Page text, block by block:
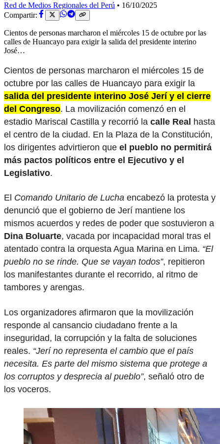
Red de Medios Regionales del Perú • 16/10/2025
Compartir:
Cientos de personas marcharon el miércoles 15 de octubre por las
calles de Huancayo para exigir la salida del presidente interino
José…
Cientos de personas marcharon el miércoles 15 de
octubre por las calles de Huancayo para exigir la
salida del presidente interino José Jerí y el cierre
del Congreso. La movilización comenzó en el
estadio Mariscal Castilla y recorrió la calle Real hasta
el centro de la ciudad. En la Plaza de la Constitución,
los dirigentes advirtieron que el pueblo no permitirá
más pactos políticos entre el Ejecutivo y el
Legislativo.
El Comando Unitario de Lucha encabezó la protesta y
denunció que el gobierno de Jerí mantiene los
mismos acuerdos y redes de poder que sostuvieron a
Dina Boluarte, vacada por incapacidad moral tras el
atentado contra la orquesta Agua Marina en Lima. “El
pueblo no se rinde. Que se vayan todos”, repitieron
los manifestantes durante el recorrido, al ritmo de
tambores y arengas.
Los organizadores afirmaron que la movilización
responde al cansancio ciudadano frente a la
inseguridad, la corrupción y la falta de soluciones
reales. “Jerí no representa el cambio que el país
necesita. Es parte del mismo sistema que protege a
los corruptos y desprecia al pueblo”, señaló otro de
los voceros.